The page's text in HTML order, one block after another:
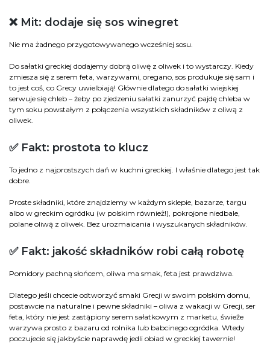
❌ Mit: dodaje się sos winegret
Nie ma żadnego przygotowywanego wcześniej sosu.
Do sałatki greckiej dodajemy dobrą oliwę z oliwek i to wystarczy. Kiedy
zmiesza się z serem feta, warzywami, oregano, sos produkuje się sam i
to jest coś, co Grecy uwielbiają! Głównie dlatego do sałatki wiejskiej
serwuje się chleb – żeby po zjedzeniu sałatki zanurzyć pajdę chleba w
tym soku powstałym z połączenia wszystkich składników z oliwą z
oliwek.
✅ Fakt: prostota to klucz
To jedno z najprostszych dań w kuchni greckiej. I właśnie dlatego jest tak
dobre.
Proste składniki, które znajdziemy w każdym sklepie, bazarze, targu
albo w greckim ogródku (w polskim również!), pokrojone niedbale,
polane oliwą z oliwek. Bez urozmaicania i wyszukanych składników.
✅ Fakt: jakość składników robi całą robotę
Pomidory pachną słońcem, oliwa ma smak, feta jest prawdziwa.
Dlatego jeśli chcecie odtworzyć smaki Grecji w swoim polskim domu,
postawcie na naturalne i pewne składniki – oliwa z wakacji w Grecji, ser
feta, który nie jest zastąpiony serem sałatkowym z marketu, świeże
warzywa prosto z bazaru od rolnika lub babcinego ogródka. Wtedy
poczujecie się jakbyście naprawdę jedli obiad w greckiej tawernie!